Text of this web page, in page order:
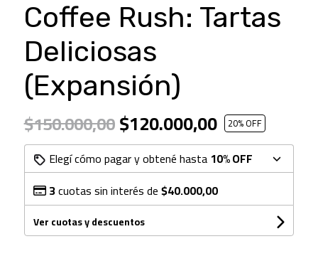
Coffee Rush: Tartas
Deliciosas
(Expansión)
$150.000,00$120.000,00 20% OFF
Elegí cómo pagar y obtené hasta 10% OFF
3cuotas sin interés de$40.000,00
Ver cuotas y descuentos